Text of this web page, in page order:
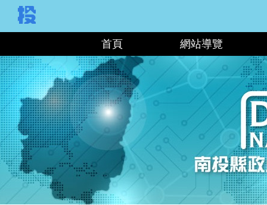
首頁 網站導覽